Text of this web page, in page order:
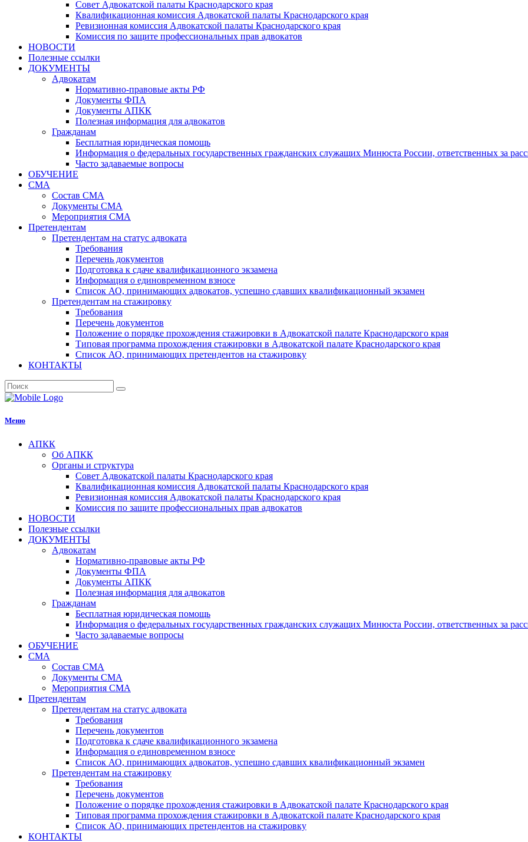
Совет Адвокатской палаты Краснодарского края
Квалификационная комиссия Адвокатской палаты Краснодарского края
Ревизионная комиссия Адвокатской палаты Краснодарского края
Комиссия по защите профессиональных прав адвокатов
НОВОСТИ
Полезные ссылки
ДОКУМЕНТЫ
Адвокатам
Нормативно-правовые акты РФ
Документы ФПА
Документы АПКК
Полезная информация для адвокатов
Гражданам
Бесплатная юридическая помощь
Информация о федеральных государственных гражданских служащих Минюста России, ответственных за
Часто задаваемые вопросы
ОБУЧЕНИЕ
СМА
Состав СМА
Документы СМА
Мероприятия СМА
Претендентам
Претендентам на статус адвоката
Требования
Перечень документов
Подготовка к сдаче квалификационного экзамена
Информация о единовременном взносе
Список АО, принимающих адвокатов, успешно сдавших квалификационный экзамен
Претендентам на стажировку
Требования
Перечень документов
Положение о порядке прохождения стажировки в Адвокатской палате Краснодарского края
Типовая программа прохождения стажировки в Адвокатской палате Краснодарского края
Список АО, принимающих претендентов на стажировку
КОНТАКТЫ
Меню
АПКК
Об АПКК
Органы и структура
Совет Адвокатской палаты Краснодарского края
Квалификационная комиссия Адвокатской палаты Краснодарского края
Ревизионная комиссия Адвокатской палаты Краснодарского края
Комиссия по защите профессиональных прав адвокатов
НОВОСТИ
Полезные ссылки
ДОКУМЕНТЫ
Адвокатам
Нормативно-правовые акты РФ
Документы ФПА
Документы АПКК
Полезная информация для адвокатов
Гражданам
Бесплатная юридическая помощь
Информация о федеральных государственных гражданских служащих Минюста России, ответственных за
Часто задаваемые вопросы
ОБУЧЕНИЕ
СМА
Состав СМА
Документы СМА
Мероприятия СМА
Претендентам
Претендентам на статус адвоката
Требования
Перечень документов
Подготовка к сдаче квалификационного экзамена
Информация о единовременном взносе
Список АО, принимающих адвокатов, успешно сдавших квалификационный экзамен
Претендентам на стажировку
Требования
Перечень документов
Положение о порядке прохождения стажировки в Адвокатской палате Краснодарского края
Типовая программа прохождения стажировки в Адвокатской палате Краснодарского края
Список АО, принимающих претендентов на стажировку
КОНТАКТЫ